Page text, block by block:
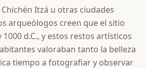
Itzá u otras ciudades
arqueólogos creen que el sitio
d.C., y estos restos artísticos
valoraban tanto la belleza
tiempo a fotografiar y observar